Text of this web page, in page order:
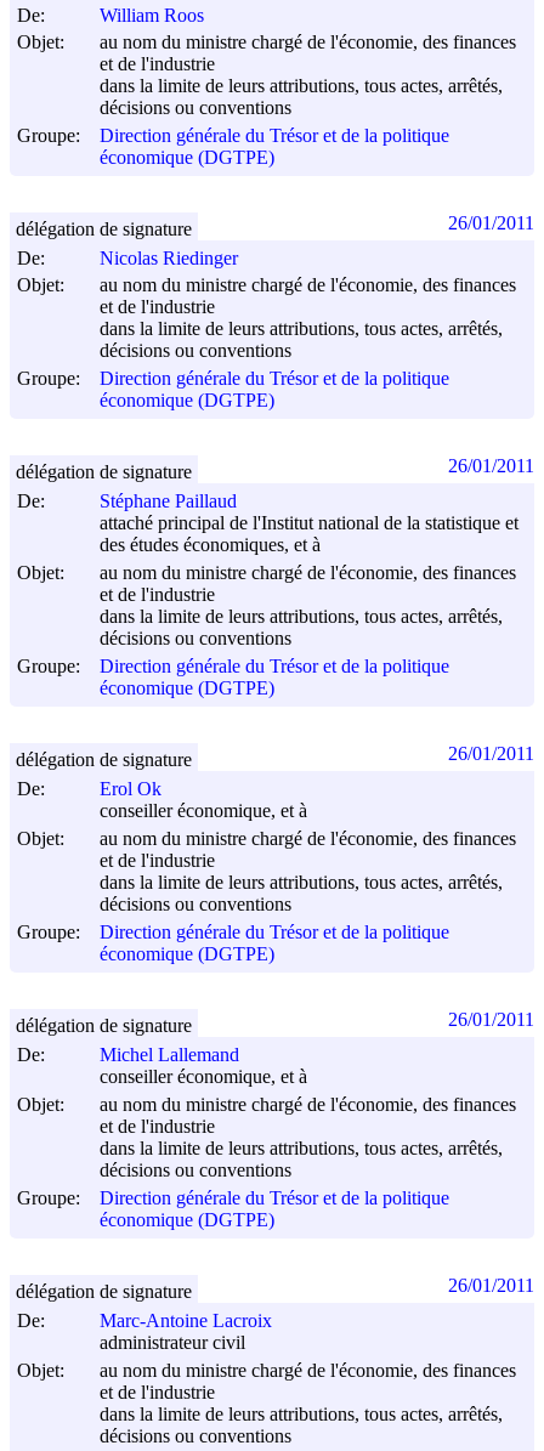
De:
William Roos
Objet:
au nom du ministre chargé de l'économie, des finances
et de l'industrie
dans la limite de leurs attributions, tous actes, arrêtés,
décisions ou conventions
Groupe:
Direction générale du Trésor et de la politique
économique (DGTPE)
De:
Nicolas Riedinger
Objet:
au nom du ministre chargé de l'économie, des finances
et de l'industrie
dans la limite de leurs attributions, tous actes, arrêtés,
décisions ou conventions
Groupe:
Direction générale du Trésor et de la politique
économique (DGTPE)
délégation de signature 26/01/2011
De:
Stéphane Paillaud
attaché principal de l'Institut national de la statistique et
des études économiques, et à
Objet:
au nom du ministre chargé de l'économie, des finances
et de l'industrie
dans la limite de leurs attributions, tous actes, arrêtés,
décisions ou conventions
Groupe:
Direction générale du Trésor et de la politique
économique (DGTPE)
délégation de signature 26/01/2011
De:
Erol Ok
conseiller économique, et à
Objet:
au nom du ministre chargé de l'économie, des finances
et de l'industrie
dans la limite de leurs attributions, tous actes, arrêtés,
décisions ou conventions
Groupe:
Direction générale du Trésor et de la politique
économique (DGTPE)
délégation de signature 26/01/2011
De:
Michel Lallemand
conseiller économique, et à
Objet:
au nom du ministre chargé de l'économie, des finances
et de l'industrie
dans la limite de leurs attributions, tous actes, arrêtés,
décisions ou conventions
Groupe:
Direction générale du Trésor et de la politique
économique (DGTPE)
délégation de signature 26/01/2011
De:
Marc-Antoine Lacroix
administrateur civil
Objet:
au nom du ministre chargé de l'économie, des finances
et de l'industrie
dans la limite de leurs attributions, tous actes, arrêtés,
décisions ou conventions
délégation de signature 26/01/2011